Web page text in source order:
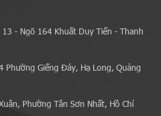
- Ngõ 164 Khuất Duy Tiến - Thanh
Phường Giếng Đáy, Hạ Long, Quảng
Phường Tân Sơn Nhất, Hồ Chí